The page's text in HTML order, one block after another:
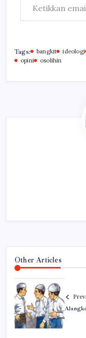
Tags: bangkit ideologi
opini
osolihin
Other Articles